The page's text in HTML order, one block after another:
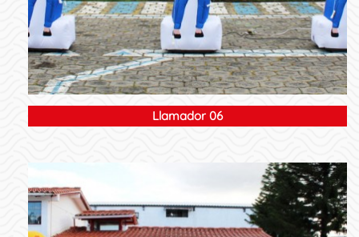
Llamador 06